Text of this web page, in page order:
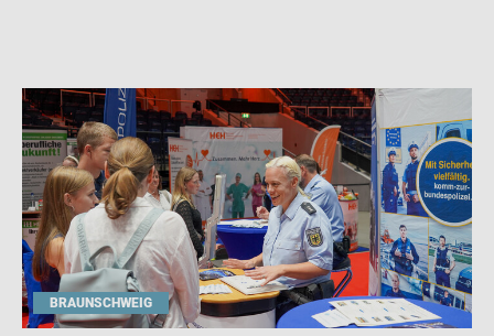
BRAUNSCHWEIG